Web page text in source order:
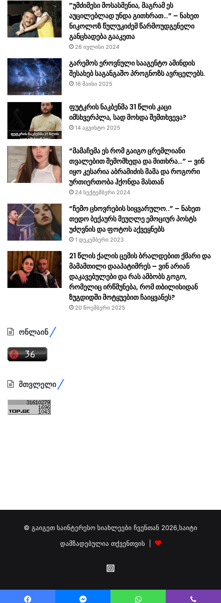
”უმძიმესი მოსასმენია, მაგრამ ეს
აუცილებლად უნდა გითხრათ…” – ნახეთ
ნიკოლოზ წულუკიძემ წარმოუდგენელი
განცხადება გააკეთა
26 ივლისი 2024
გარემოს ეროვნული სააგენტო ამინდის
შესახებ საგანგაშო პროგნოზს ავრცელებს.
16 მაისი 2025
ფუტკრის ნაკბენმა 31 წლის კაცი
იმსხვერპლა, სად მოხდა შემთხვევა?
14 აგვისტო 2025
“მამაჩემა ეს რომ გაიგო ცრემლიანი
თვალებით შემომხედა და მითხრა…” – ვინ
იყო კესარია აბრამიძის მამა და როგორი
ურთიერთობა ჰქონდა მასთან
24 სექტემბერი 2024
“ჩემო ცხოვრების სიყვარულო..” – ნახეთ
თედო ბექაურს მეუღლე ემოციურ პოსტს
უძღვნის და ფოტოს აქვეყნებს
1 დეკემბერი 2023
21 წლის ქალის ცემის ბრალდებით ქმარი და
მამამთილი დააპატიმრეს – ვინ არიან
დაკავებულები და რას ამბობს გოგო,
რომელიც ირწმუნება, რომ თბილისიდან
ზუგდიდში მოტყუებით ჩაიყვანეს?
20 ნოემბერი 2025
ონლაინ
მთვლელი
© გაიგეთ საინტერესო სიახლეები ჩვენთან 2026,საიტი
დამზადებულია თქვენთვის |
გამოგვიწერეთ
ინსტაგრამზე